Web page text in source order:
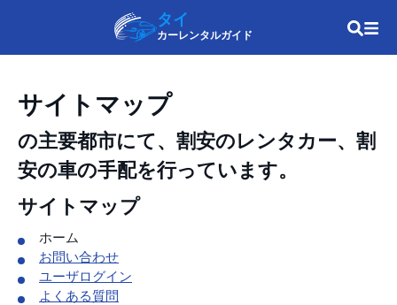
タイ
カーレンタルガイド
サイトマップ
の主要都市にて、割安のレンタカー、割
安の車の手配を行っています。
サイトマップ
ホーム
お問い合わせ
ユーザログイン
よくある質問